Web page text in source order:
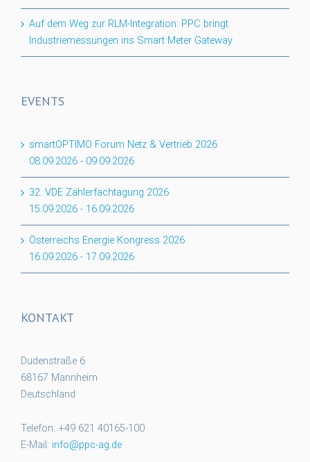
Auf dem Weg zur RLM-Integration: PPC bringt
Industriemessungen ins Smart Meter Gateway
EVENTS
smartOPTIMO Forum Netz & Vertrieb 2026
08.09.2026 - 09.09.2026
32. VDE Zählerfachtagung 2026
15.09.2026 - 16.09.2026
Österreichs Energie Kongress 2026
16.09.2026 - 17.09.2026
KONTAKT
Dudenstraße 6
68167 Mannheim
Deutschland
Telefon: +49 621 40165-100
E-Mail: info@ppc-ag.de